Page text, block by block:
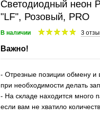
Светодиодный неон
"LF", Розовый, PRO
В наличии 3
Важно!
- Отрезные позиции обмену и
при необходимости делать
- На складе находится много
если вам не хватило